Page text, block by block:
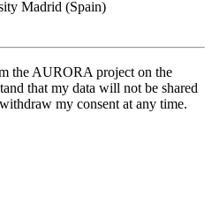
Madrid (Spain)
the AURORA project on the
that my data will not be shared
my consent at any time.